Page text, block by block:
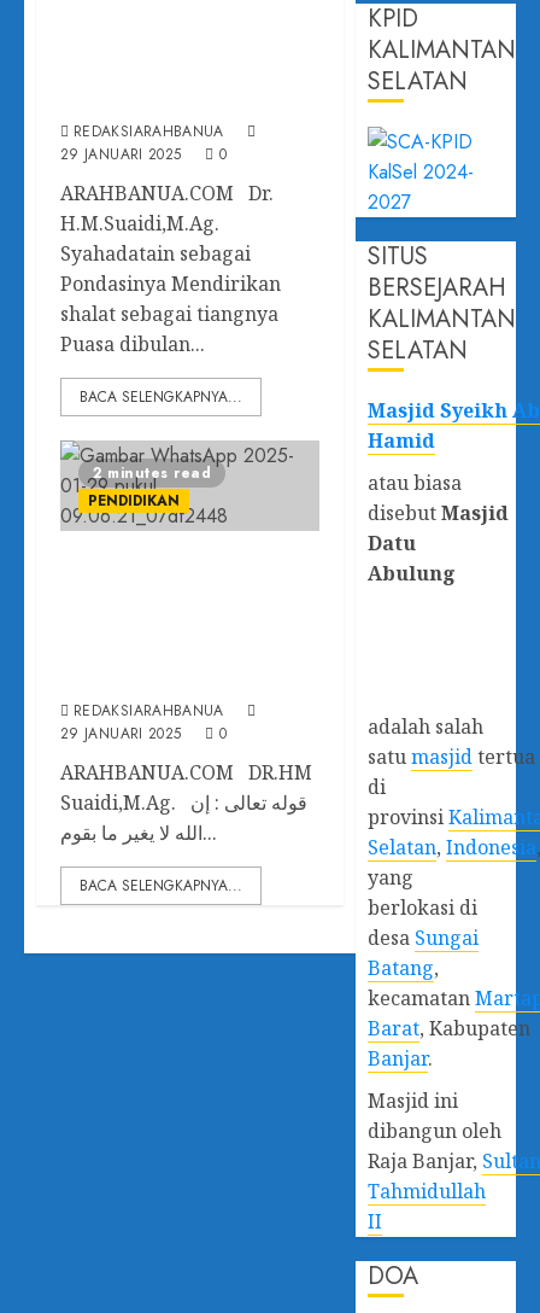
REDAKSIARAHBANUA
29 JANUARI 2025
0
ARAHBANUA.COM Dr.
H.M.Suaidi,M.Ag.
Syahadatain sebagai
Pondasinya Mendirikan
shalat sebagai tiangnya
Puasa dibulan...
BACA SELENGKAPNYA...
2 minutes read
PENDIDIKAN
REDAKSIARAHBANUA
29 JANUARI 2025
0
ARAHBANUA.COM DR.HM
Suaidi,M.Ag. قوله تعالى : إن
الله لا يغير ما بقوم...
BACA SELENGKAPNYA...
KPID
KALIMANTAN
SELATAN
SITUS
BERSEJARAH
KALIMANTAN
SELATAN
Masjid Syeikh
Hamid
atau biasa
disebutMasjid
Datu
Abulung
adalah salah
satumasjidtertua
di
provinsi
Selatan,Indonesia
yang
berlokasi di
desa Sungai
Batang,
kecamatan
Barat, Kabupaten
Banjar.
Masjid ini
dibangun oleh
Raja Banjar,
Tahmidullah
II
DOA